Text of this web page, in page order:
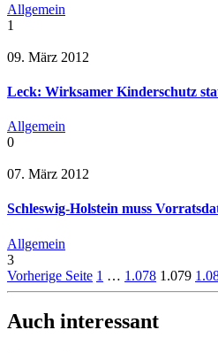
Allgemein
1
09. März 2012
Leck: Wirksamer Kinderschutz
Allgemein
0
07. März 2012
Schleswig-Holstein muss
Allgemein
3
Vorherige Seite 1 … 1.078 1.079
Auch interessant